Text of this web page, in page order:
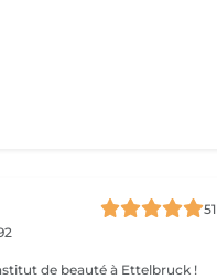
51
de beauté à Ettelbruck !